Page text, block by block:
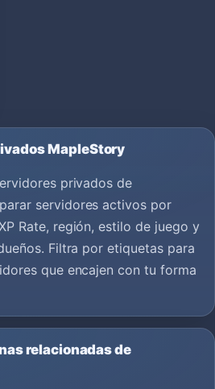
MapleStory
privados de
servidores activos por
Rate, región, estilo de juego y
Filtra por etiquetas para
que encajen con tu forma
relacionadas de